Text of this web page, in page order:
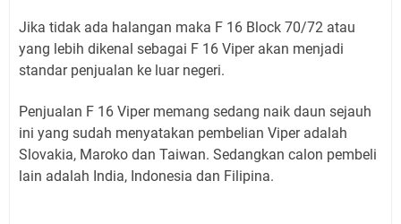
Jika tidak ada halangan maka F 16 Block 70/72 atau
yang lebih dikenal sebagai F 16 Viper akan menjadi
standar penjualan ke luar negeri.
Penjualan F 16 Viper memang sedang naik daun sejauh
ini yang sudah menyatakan pembelian Viper adalah
Slovakia, Maroko dan Taiwan. Sedangkan calon pembeli
lain adalah India, Indonesia dan Filipina.